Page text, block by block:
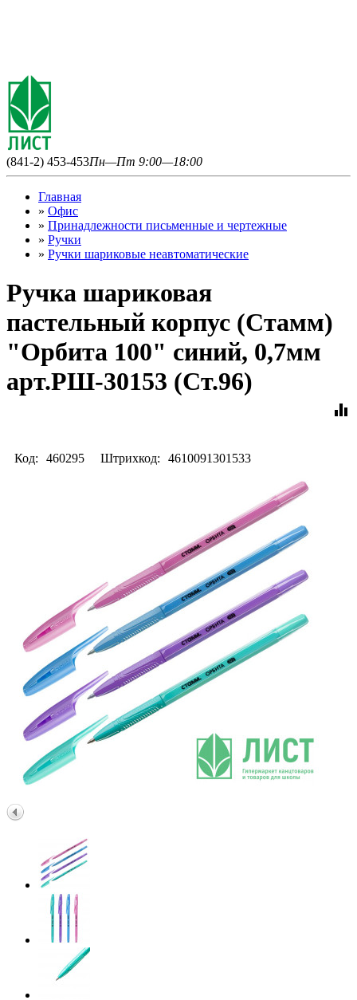
(841-2) 453-453Пн—Пт 9:00—18:00
Главная
» Офис
» Принадлежности письменные и чертежные
» Ручки
» Ручки шариковые неавтоматические
Ручка шариковая
пастельный корпус (Стамм)
"Орбита 100" синий, 0,7мм
арт.РШ-30153 (Ст.96)
equalizer
Код: 460295 Штрихкод: 4610091301533